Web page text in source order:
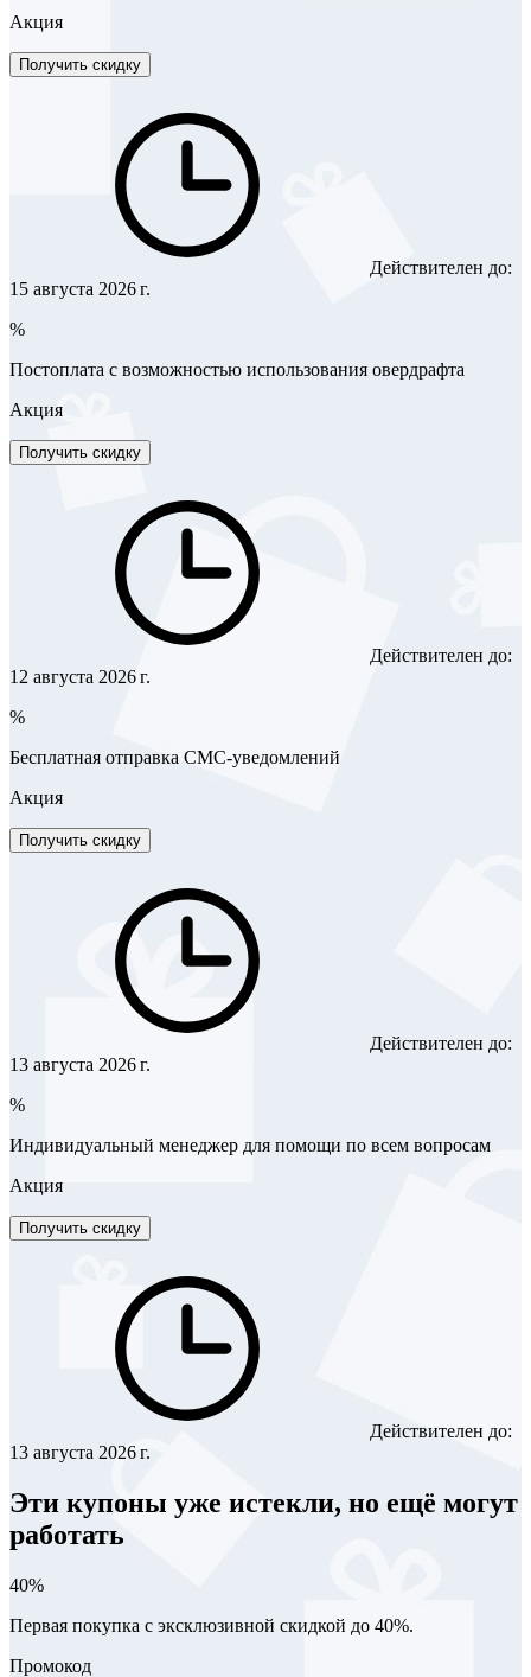
Акция
Получить скидку
Действителен до:
15 августа 2026 г.
%
Постоплата с возможностью использования овердрафта
Акция
Получить скидку
Действителен до:
12 августа 2026 г.
%
Бесплатная отправка СМС-уведомлений
Акция
Получить скидку
Действителен до:
13 августа 2026 г.
%
Индивидуальный менеджер для помощи по всем вопросам
Акция
Получить скидку
Действителен до:
13 августа 2026 г.
Эти купоны уже истекли, но ещё могут
работать
40%
Первая покупка с эксклюзивной скидкой до 40%.
Промокод